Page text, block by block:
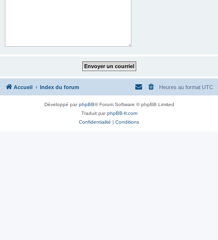
Accueil Index du forum Heures au format UTC
Développé parphpBB® Forum Software © phpBB Limited
Traduit parphpBB-fr.com
Confidentialité | Conditions